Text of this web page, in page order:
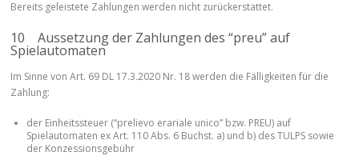
Bereits geleistete Zahlungen werden nicht zurückerstattet.
10 Aussetzung der Zahlungen des “preu” auf
Spielautomaten
Im Sinne von Art. 69 DL 17.3.2020 Nr. 18 werden die Fälligkeiten für die
Zahlung:
der Einheitssteuer (“prelievo erariale unico” bzw. PREU) auf
Spielautomaten ex Art. 110 Abs. 6 Buchst. a) und b) des TULPS sowie
der Konzessionsgebühr